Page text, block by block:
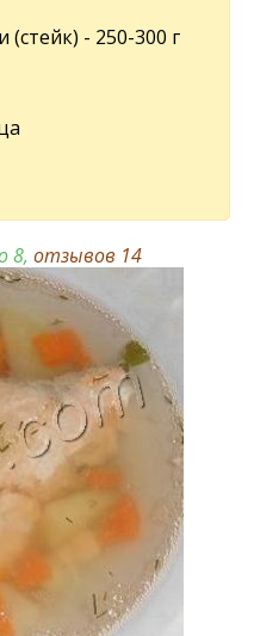
- 250-300 г
8, отзывов 14